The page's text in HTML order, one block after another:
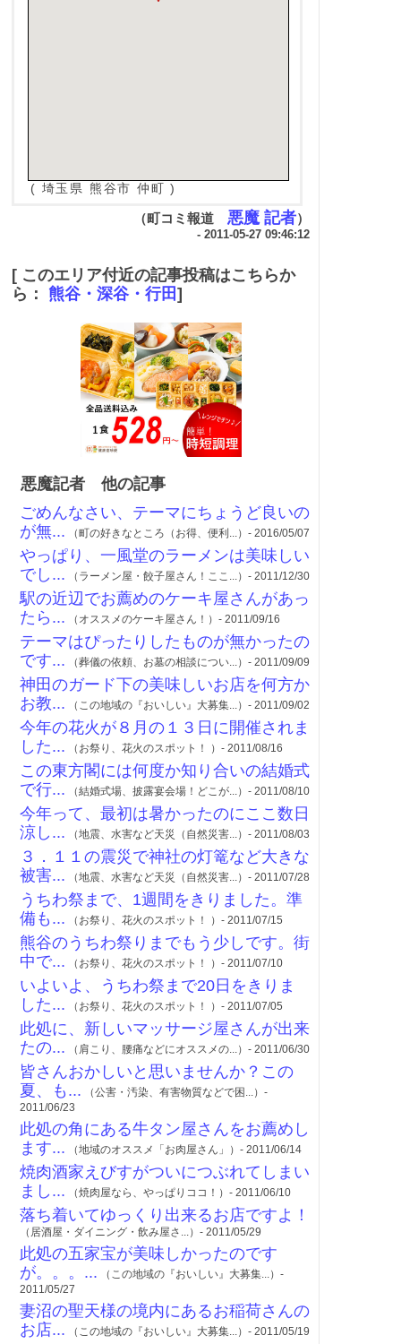
( 埼玉県 熊谷市 仲町 )
（町コミ報道 悪魔 記者）
- 2011-05-27 09:46:12
[ このエリア付近の記事投稿はこちらか
ら： 熊谷・深谷・行田 ]
悪魔記者 他の記事
ごめんなさい、テーマにちょうど良いの
が無... （町の好きなところ（お得、便利...）- 2016/05/07
やっぱり、一風堂のラーメンは美味しい
でし... （ラーメン屋・餃子屋さん！ここ...）- 2011/12/30
駅の近辺でお薦めのケーキ屋さんがあっ
たら... （オススメのケーキ屋さん！）- 2011/09/16
テーマはぴったりしたものが無かったの
です... （葬儀の依頼、お墓の相談につい...）- 2011/09/09
神田のガード下の美味しいお店を何方か
お教... （この地域の『おいしい』大募集...）- 2011/09/02
今年の花火が８月の１３日に開催されま
した... （お祭り、花火のスポット！ ）- 2011/08/16
この東方閣には何度か知り合いの結婚式
で行... （結婚式場、披露宴会場！どこが...）- 2011/08/10
今年って、最初は暑かったのにここ数日
涼し... （地震、水害など天災（自然災害...）- 2011/08/03
３．１１の震災で神社の灯篭など大きな
被害... （地震、水害など天災（自然災害...）- 2011/07/28
うちわ祭まで、1週間をきりました。準
備も... （お祭り、花火のスポット！ ）- 2011/07/15
熊谷のうちわ祭りまでもう少しです。街
中で... （お祭り、花火のスポット！ ）- 2011/07/10
いよいよ、うちわ祭まで20日をきりま
した... （お祭り、花火のスポット！ ）- 2011/07/05
此処に、新しいマッサージ屋さんが出来
たの... （肩こり、腰痛などにオススメの...）- 2011/06/30
皆さんおかしいと思いませんか？この
夏、も... （公害・汚染、有害物質などで困...）-
2011/06/23
此処の角にある牛タン屋さんをお薦めし
ます... （地域のオススメ「お肉屋さん」）- 2011/06/14
焼肉酒家えびすがついにつぶれてしまい
まし... （焼肉屋なら、やっぱりココ！）- 2011/06/10
落ち着いてゆっくり出来るお店ですよ！
（居酒屋・ダイニング・飲み屋さ...）- 2011/05/29
此処の五家宝が美味しかったのです
が。。。... （この地域の『おいしい』大募集...）-
2011/05/27
妻沼の聖天様の境内にあるお稲荷さんの
お店... （この地域の『おいしい』大募集...）- 2011/05/19